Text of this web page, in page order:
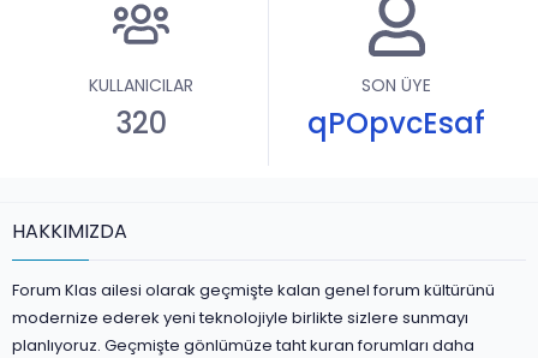
KULLANICILAR
320
SON ÜYE
qPOpvcEsaf
HAKKIMIZDA
Forum Klas ailesi olarak geçmişte kalan genel forum kültürünü
modernize ederek yeni teknolojiyle birlikte sizlere sunmayı
planlıyoruz. Geçmişte gönlümüze taht kuran forumları daha